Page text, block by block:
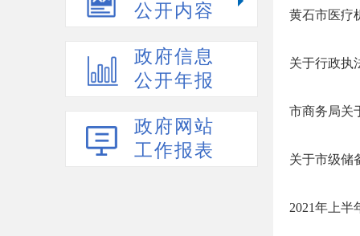
公开内容
政府信息
公开年报
政府网站
工作报表
黄石市医疗
关于行政执
市商务局关
关于市级储
2021年上半